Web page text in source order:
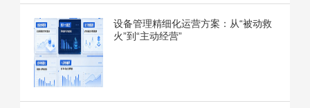
设备管理精细化运营方案：从“被动救
火”到“主动经营”